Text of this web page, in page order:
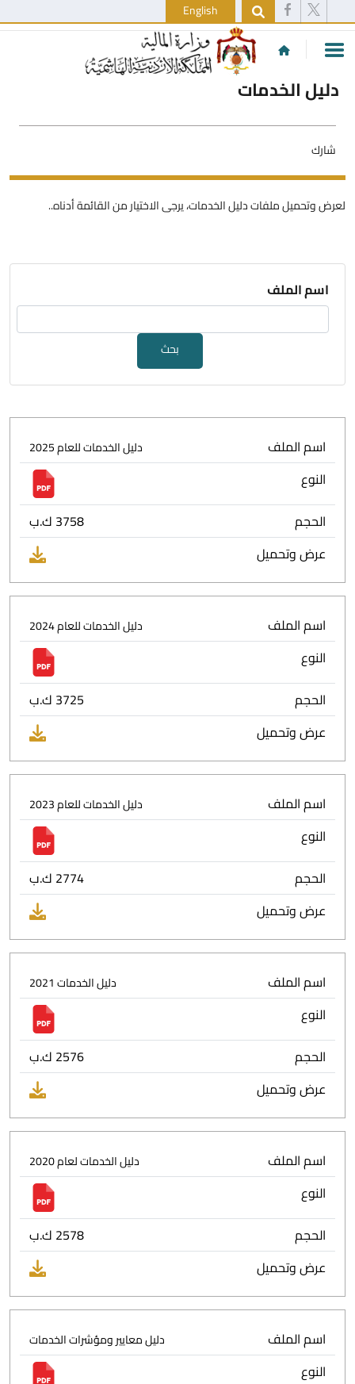
English
دليل الخدمات
شارك
لعرض وتحميل ملفات دليل الخدمات، يرجى الاختيار من القائمة أدناه..
اسم الملف
بحث
اسم الملف دليل الخدمات للعام 2025
النوع
الحجم
3758 ك.ب
عرض وتحميل
اسم الملف دليل الخدمات للعام 2024
النوع
الحجم
3725 ك.ب
عرض وتحميل
اسم الملف دليل الخدمات للعام 2023
النوع
الحجم
2774 ك.ب
عرض وتحميل
اسم الملف دليل الخدمات 2021
النوع
الحجم
2576 ك.ب
عرض وتحميل
اسم الملف دليل الخدمات لعام 2020
النوع
الحجم
2578 ك.ب
عرض وتحميل
اسم الملف دليل معايير ومؤشرات الخدمات
النوع